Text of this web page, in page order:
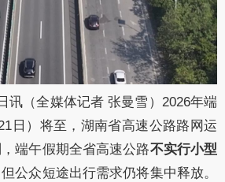
讯（全媒体记者 张曼雪） 2026年端
日）将至，湖南省高速公路路网运
端午假期全省高速公路不实行小型
但公众短途出行需求仍将集中释放。